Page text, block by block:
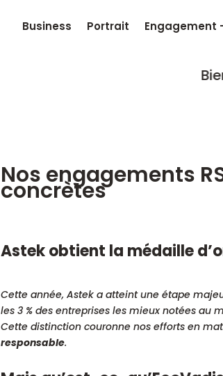
Business Portrait Engagement
Bienvenue
Nos engagements
concrètes
Astek obtient la médaille
Cette année, Astek a atteint une étape
les 3 % des entreprises les mieux notées au
Cette distinction couronne nos efforts en
responsable.